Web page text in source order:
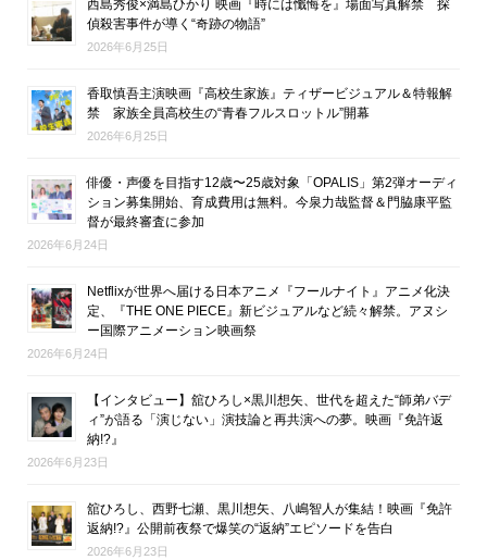
西島秀俊×満島ひかり 映画『時には懺悔を』場面写真解禁 探
偵殺害事件が導く“奇跡の物語”
2026年6月25日
香取慎吾主演映画『高校生家族』ティザービジュアル＆特報解
禁 家族全員高校生の“青春フルスロットル”開幕
2026年6月25日
俳優・声優を目指す12歳〜25歳対象「OPALIS」第2弾オーディ
ション募集開始、育成費用は無料。今泉力哉監督＆門脇康平監
督が最終審査に参加
2026年6月24日
Netflixが世界へ届ける日本アニメ『フールナイト』アニメ化決
定、『THE ONE PIECE』新ビジュアルなど続々解禁。アヌシ
ー国際アニメーション映画祭
2026年6月24日
【インタビュー】舘ひろし×黒川想矢、世代を超えた“師弟バデ
ィ”が語る「演じない」演技論と再共演への夢。映画『免許返
納!?』
2026年6月23日
舘ひろし、西野七瀬、黒川想矢、八嶋智人が集結！映画『免許
返納!?』公開前夜祭で爆笑の“返納”エピソードを告白
2026年6月23日